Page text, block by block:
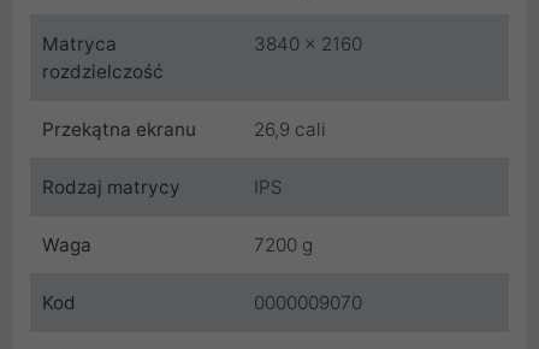
Matryca
rozdzielczość
3840 x 2160
Przekątna ekranu 26,9 cali
Rodzaj matrycy IPS
Waga 7200 g
Kod 0000009070